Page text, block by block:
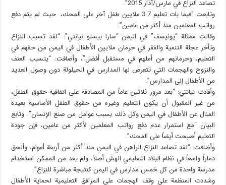
تصاعد النزاع في مارس/آذار 2015”.
وتابعت “فيما بات تعليم 3.7 ملايين طفل آخر على المحك، حيث لم يتم دفع
رواتب المعلمين منذ أكثر من عامين”.
وقالت ممثلة “يونيسف” في اليمن “سارا بيسلو نيانتي”: “لقد تسبب النزاع
وتأخر عجلة التنمية والفقر في حرمان ملايين الأطفال في اليمن من حقهم في
التعليم، وحرمانهم من أملهم في مستقبل أفضل”، وأضافت: “يتسبب العنف
والنزوح والهجمات التي تتعرض لها المدارس في الحيلولة دون وصول العديد
من الأطفال إلى المدارس”.
وأفادت نيانتي: “بعد مرور ثلاثين عاماً من المصادقة على اتفاقية حقوق الطفل،
من غير المقبول أن يكون التعليم وغيره من حقوق الطفل الأساسية بعيدة
المنال عن الأطفال في اليمن وكل ذلك بسبب عوامل من صنع الإنسان”. وتابع
البيان “مع استمرار عدم دفع رواتب المعلمين لأكثر من عامين، فإن جودة
التعليم أصبحت أيضاً على المحك”.
وأضافت: “لقد تصاعد النزاع الراهن في اليمن منذ أكثر من أربعة أعوام، وألحق
دماراً واسعاً في نظام البلاد التعليمي الهش أصلاً، ولم يعد من الممكن استخدام
مدرسة واحدة من كل خمس مدارس في اليمن كنتيجة مباشرة للنزاع”.
وشددت المنظمة على وقف الهجمات على المرافق التعليمية لحماية الأطفال